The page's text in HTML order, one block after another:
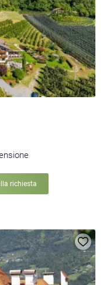
richiesta